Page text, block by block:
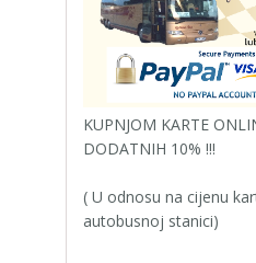
KUPNJOM KARTE
DODATNIH 10% !!!
( U odnosu na cijenu
autobusnoj stanici)